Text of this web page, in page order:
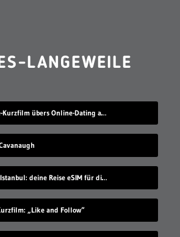
LANGEWEILE
Smartphone-Kurzfilm übers Online-Dating auf Zugreise
Direkt nach Istanbul: deine Reise eSIM für die Türkei
„Like and Follow“